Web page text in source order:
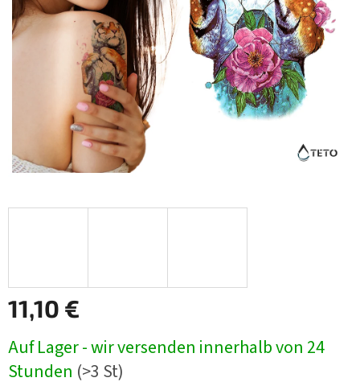
11,10 €
Auf Lager - wir versenden innerhalb von 24
Stunden (>3 St)